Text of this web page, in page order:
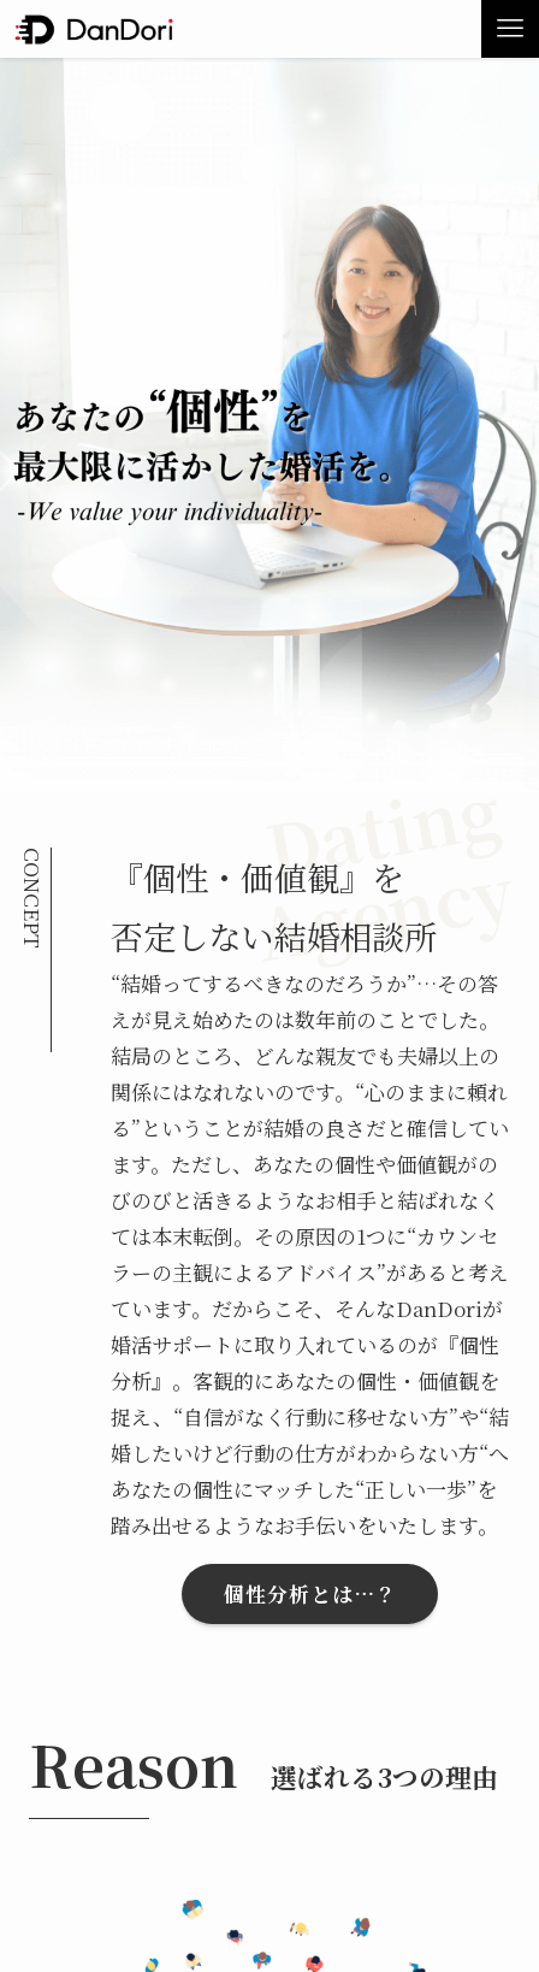
D
a
t
i
n
g
A
g
e
n
c
y
CONCEPT
『個性・価値観』を
否定しない結婚相談所
“結婚ってするべきなのだろうか”…その答
えが見え始めたのは数年前のことでした。
結局のところ、どんな親友でも夫婦以上の
関係にはなれないのです。“心のままに頼れ
る”ということが結婚の良さだと確信してい
ます。ただし、あなたの個性や価値観がの
びのびと活きるようなお相手と結ばれなく
ては本末転倒。その原因の1つに“カウンセ
ラーの主観によるアドバイス”があると考え
ています。だからこそ、そんなDanDoriが
婚活サポートに取り入れているのが『個性
分析』。客観的にあなたの個性・価値観を
捉え、“自信がなく行動に移せない方”や“結
婚したいけど行動の仕方がわからない方“へ
あなたの個性にマッチした“正しい一歩”を
踏み出せるようなお手伝いをいたします。
個性分析とは…？
Reason 選ばれる3つの理由